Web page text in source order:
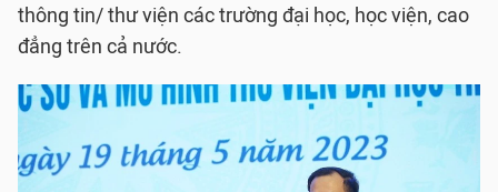
thông tin/ thư viện các trường đại học, học viện, cao
đẳng trên cả nước.